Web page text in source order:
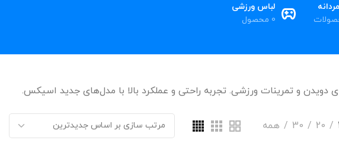
لباس ورزشی
0 محصول
و تمرینات ورزشی. تجربه راحتی و عملکرد بالا با مدل‌های جدید اسیکس.
20
30 همه